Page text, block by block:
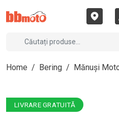
Home / Bering / Mănuși
LIVRARE GRATUITĂ